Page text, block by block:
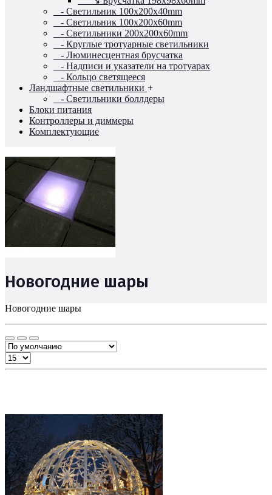
- Светильник 100x200x40mm
- Светильник 100x200x60mm
- Светильники 200x200x60mm
- Круглые тротуарные светильники
- Люминесцентная брусчатка
- Надписи и указатели на тротуарах
- Кольцо светящееся
Ландшафтные светильники +
- Светильники боллдеры
Блоки питания
Контроллеры и диммеры
Комплектующие
Новогодние шары
Новогодние шары